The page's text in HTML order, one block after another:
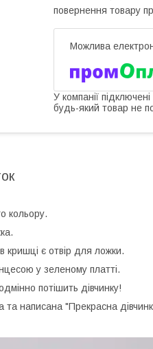
повернення товару
У компанії
будь-який товар не
кольору.
кришці є отвір для ложки.
у зеленому платті.
потішить дівчинку!
та написана "Прекрасна